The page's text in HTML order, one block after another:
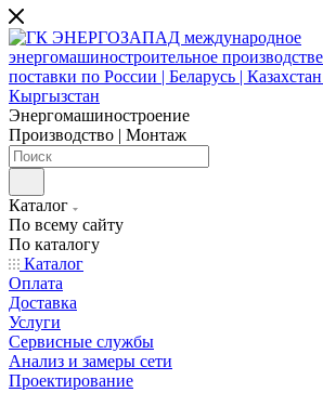
Энергомашиностроение
Производство | Монтаж
Каталог
По всему сайту
По каталогу
Каталог
Оплата
Доставка
Услуги
Сервисные службы
Анализ и замеры сети
Проектирование